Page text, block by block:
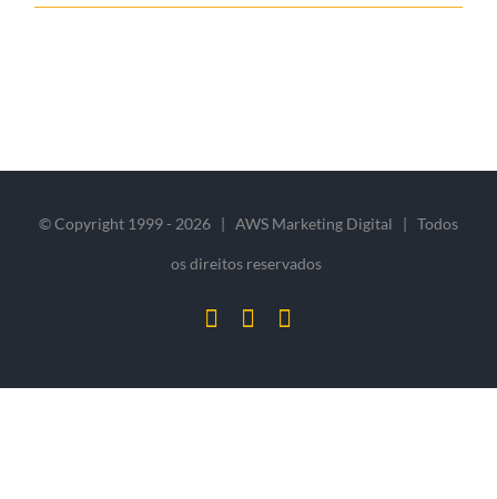
© Copyright 1999 - 2026 | AWS Marketing Digital | Todos
os direitos reservados
FacebookInstagram